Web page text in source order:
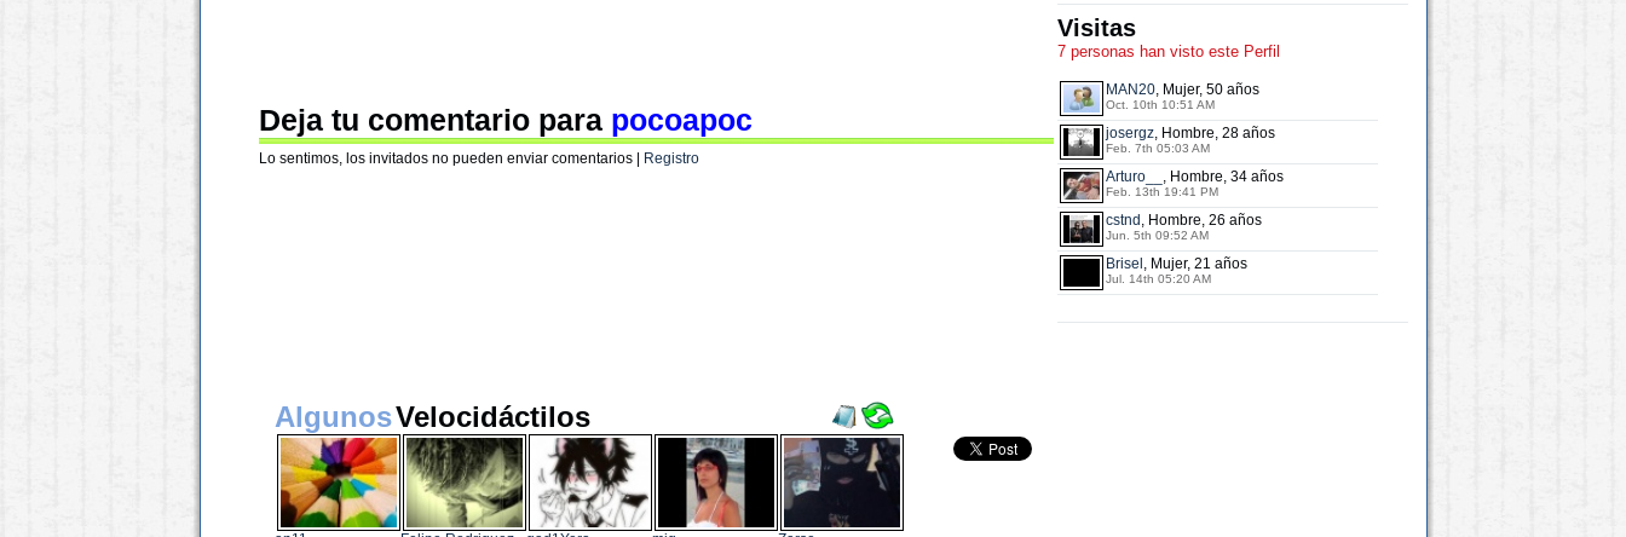
Deja tu comentario para pocoapoc
Lo sentimos, los invitados no pueden enviar comentarios | Registro
Visitas
7 personas han visto este Perfil
MAN20, Mujer, 50 años
Oct. 10th 10:51 AM
josergz, Hombre, 28 años
Feb. 7th 05:03 AM
Arturo__ , Hombre, 34 años
Feb. 13th 19:41 PM
cstnd , Hombre, 26 años
Jun. 5th 09:52 AM
Brisel , Mujer, 21 años
Jul. 14th 05:20 AM
AlgunosVelocidáctilos